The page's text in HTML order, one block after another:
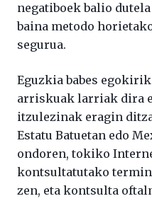
negatiboek balio
baina metodo
segurua.
Eguzkia babes
arriskuak larriak dira
itzulezinak eragin
Estatu Batuetan edo
ondoren, tokiko
kontsultatutako
zen, eta kontsulta